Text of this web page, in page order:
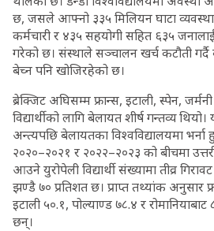
छ, जसले आफ्नो ३३५ मिलियन घाटा
कर्मचारी र ४३५ सहयोगी सहित ६३५
गरेको छ। संस्थाले सञ्चालन खर्च कटौती गर्दै
बेच्न पनि खोजिरहेको छ।
ब्रेक्जिट अघिसम्म फ्रान्स, इटाली, स्पेन,
विद्यार्थीको लागि बेलायत शीर्ष गन्तव्य
अन्त्यपछि बेलायतका विश्वविद्यालयमा भर्ना
२०२०–२०२१ र २०२२–२०२३ को बीचमा
आउने युरोपेली विद्यार्थी संख्यामा तीव्र
झण्डै ७० प्रतिशत छ। प्राप्त तथ्यांक अनुसार
इटाली ५०.१, पोल्याण्ड ७८.४ र रोमानियाबाट
छन्।